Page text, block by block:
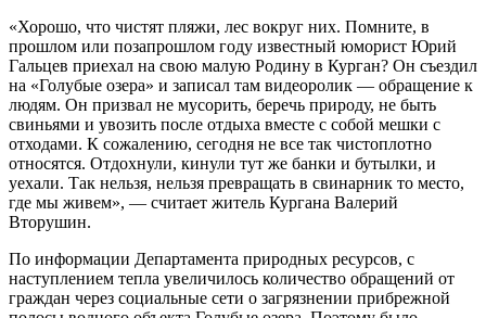
«Хорошо, что чистят пляжи, лес вокруг них. Помните, в
прошлом или позапрошлом году известный юморист Юрий
Гальцев приехал на свою малую Родину в Курган? Он съездил
на «Голубые озера» и записал там видеоролик — обращение к
людям. Он призвал не мусорить, беречь природу, не быть
свиньями и увозить после отдыха вместе с собой мешки с
отходами. К сожалению, сегодня не все так чистоплотно
относятся. Отдохнули, кинули тут же банки и бутылки, и
уехали. Так нельзя, нельзя превращать в свинарник то место,
где мы живем», — считает житель Кургана Валерий
Вторушин.
По информации Департамента природных ресурсов, с
наступлением тепла увеличилось количество обращений от
граждан через социальные сети о загрязнении прибрежной